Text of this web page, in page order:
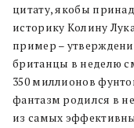
цитату, якобы
историку Колину
пример –
британцы в неделю
350 миллионов
фантазм родился в
из самых